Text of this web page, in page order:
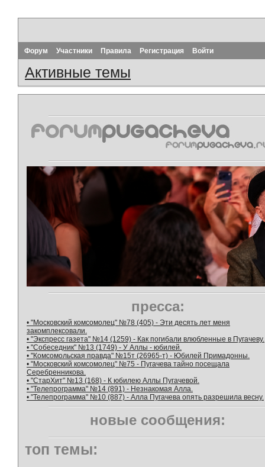
Форум Участники Правила Регистрация Войти
Активные темы
пресса:
• "Московский комсомолец" №78 (405) - Эти десять лет меня
закомплексовали.
• "Экспресс газета" №14 (1259) - Как погибали влюбленные в Пугачеву.
• "Собеседник" №13 (1749) - У Аллы - юбилей.
• "Комсомольская правда" №15т (26965-т) - Юбилей Примадонны.
• "Московский комсомолец" №75 - Пугачева тайно посещала
Серебренникова.
• "СтарХит" №13 (168) - К юбилею Аллы Пугачевой.
• "Телепрограмма" №14 (891) - Незнакомая Алла.
• "Телепрограмма" №10 (887) - Алла Пугачева опять разрешила весну.
новые сообщения:
топ темы: